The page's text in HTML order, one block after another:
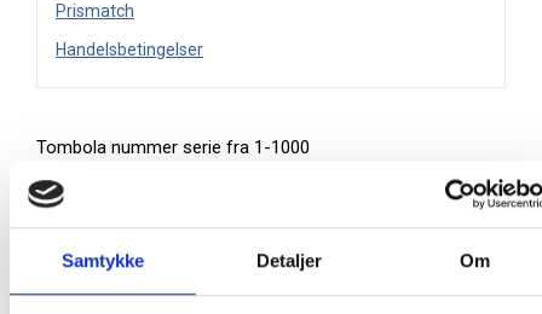
Samtykke Detaljer Om
Prismatch
Handelsbetingelser
Tombola nummer serie fra 1-1000
200, 201-300, 301-400, 401-500, 501-600, 601-700,
701-800, 801-900, 901-1000)